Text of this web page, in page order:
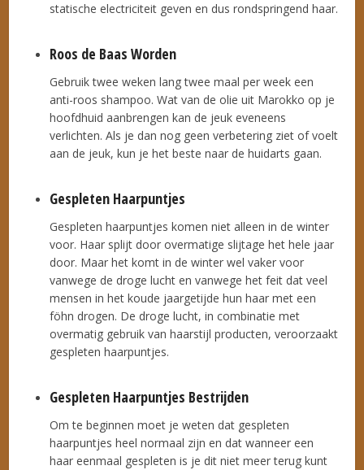
statische electriciteit geven en dus rondspringend haar.
Roos de Baas Worden
Gebruik twee weken lang twee maal per week een
anti-roos shampoo. Wat van de olie uit Marokko op je
hoofdhuid aanbrengen kan de jeuk eveneens
verlichten. Als je dan nog geen verbetering ziet of voelt
aan de jeuk, kun je het beste naar de huidarts gaan.
Gespleten Haarpuntjes
Gespleten haarpuntjes komen niet alleen in de winter
voor. Haar splijt door overmatige slijtage het hele jaar
door. Maar het komt in de winter wel vaker voor
vanwege de droge lucht en vanwege het feit dat veel
mensen in het koude jaargetijde hun haar met een
föhn drogen. De droge lucht, in combinatie met
overmatig gebruik van haarstijl producten, veroorzaakt
gespleten haarpuntjes.
Gespleten Haarpuntjes Bestrijden
Om te beginnen moet je weten dat gespleten
haarpuntjes heel normaal zijn en dat wanneer een
haar eenmaal gespleten is je dit niet meer terug kunt